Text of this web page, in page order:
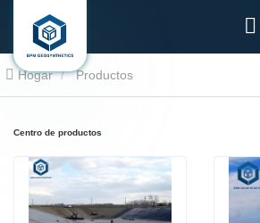
Hogar Productos
Centro de productos